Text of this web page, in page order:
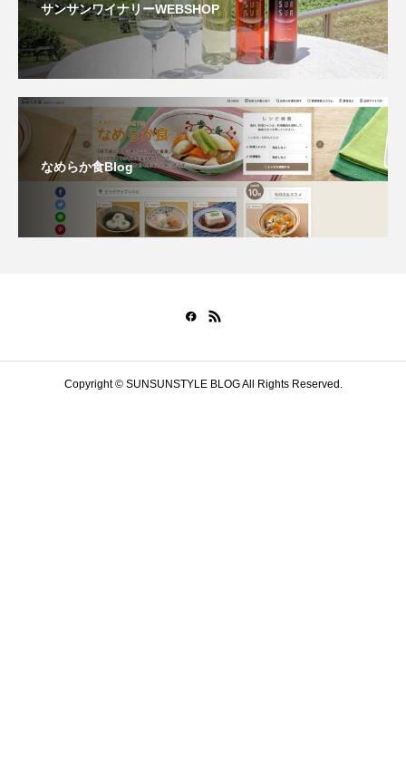
サンサンワイナリーWEBSHOP
なめらか食Blog
Copyright © SUNSUNSTYLE BLOG All Rights Reserved.